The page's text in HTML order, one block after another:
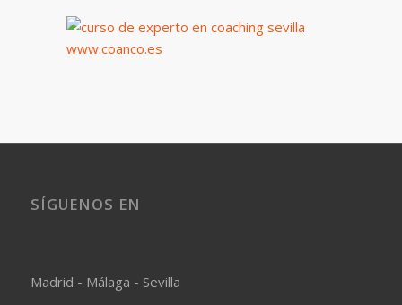
SÍGUENOS EN
Madrid - Málaga - Sevilla